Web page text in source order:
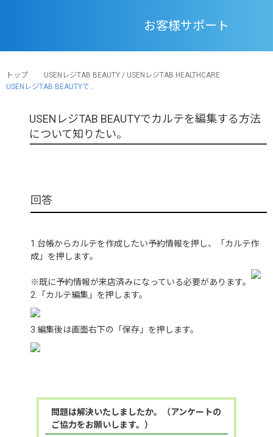
お客様サポート
トップ
USENレジTAB BEAUTY / USENレジTAB HEALTHCARE
USENレジTAB BEAUTYで...
USENレジTAB BEAUTYでカルテを編集する方法
について知りたい。
1.台帳からカルテを作成したい予約情報を押し、「カルテ作
成」を押します。
※既に予約情報が来店済みになっている必要があります。
2.「カルテ編集」を押します。
3.編集後は画面右下の「保存」を押します。
問題は解決いたしましたか。（アンケートの
ご協力をお願いします。）